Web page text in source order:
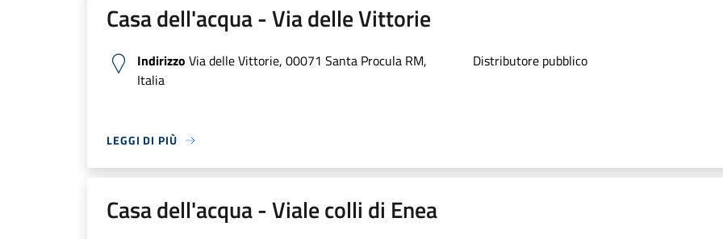
Casa dell'acqua - Via delle Vittorie
Indirizzo Via delle Vittorie, 00071 Santa Procula RM,
Italia
Distributore pubblico
LEGGI DI PIÙ
Casa dell'acqua - Viale colli di Enea